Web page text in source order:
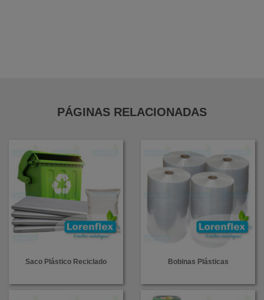
PÁGINAS RELACIONADAS
Saco Plástico Reciclado Bobinas Plásticas